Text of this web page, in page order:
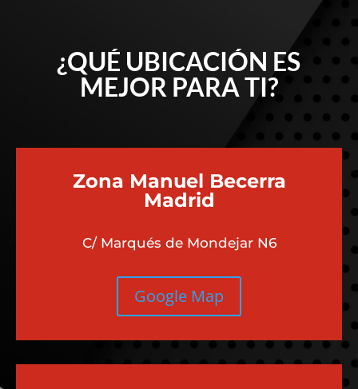
¿QUÉ UBICACIÓN ES
MEJOR PARA TI?
Zona Manuel Becerra
Madrid
C/ Marqués de Mondejar N6
Google Map